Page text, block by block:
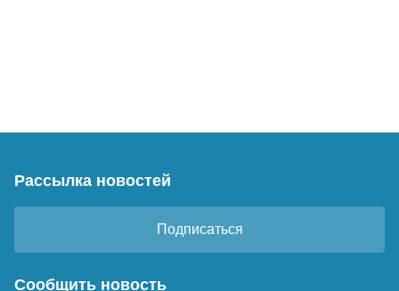
Рассылка новостей
Подписаться
Сообщить новость